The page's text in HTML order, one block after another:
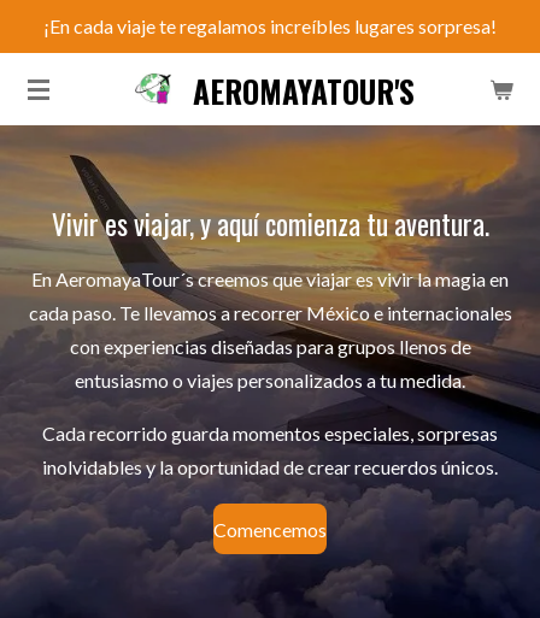
contenido
principal
AEROMAYATOUR'S
¡En cada viaje te regalamos increíbles lugares sorpresa!
Vivir es viajar, y aquí comienza tu aventura.
En AeromayaTour´s creemos que viajar es vivir la magia en
cada paso. Te llevamos a recorrer México e internacionales
con experiencias diseñadas para grupos llenos de
entusiasmo o viajes personalizados a tu medida.
Cada recorrido guarda momentos especiales, sorpresas
inolvidables y la oportunidad de crear recuerdos únicos.
Comencemos